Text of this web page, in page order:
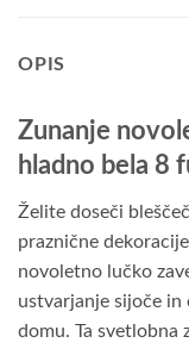
OPIS
Zunanje
hladno bela 8
Želite doseči
praznične
novoletno lučko
ustvarjanje sijoče in
domu. Ta svetlobna